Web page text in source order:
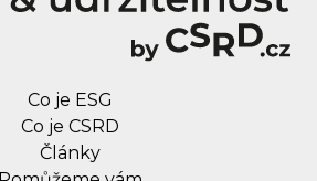
Co je ESG
Co je CSRD
Články